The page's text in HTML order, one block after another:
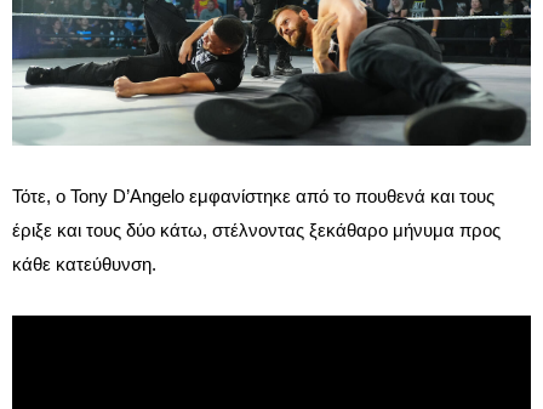
Τότε, ο Tony D’Angelo εμφανίστηκε από το πουθενά και τους
έριξε και τους δύο κάτω, στέλνοντας ξεκάθαρο μήνυμα προς
κάθε κατεύθυνση.